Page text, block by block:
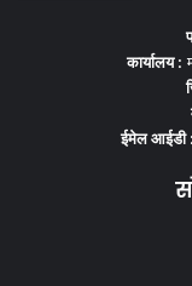
कार्यालय :
ईमेल आईडी :